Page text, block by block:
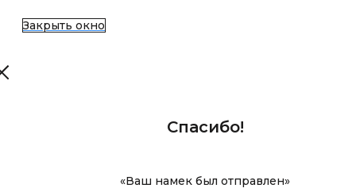
Закрыть окно
Спасибо!
«Ваш намек был отправлен»